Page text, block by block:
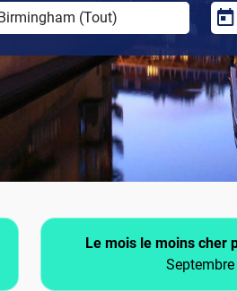
Le mois le moins cher
Septembre